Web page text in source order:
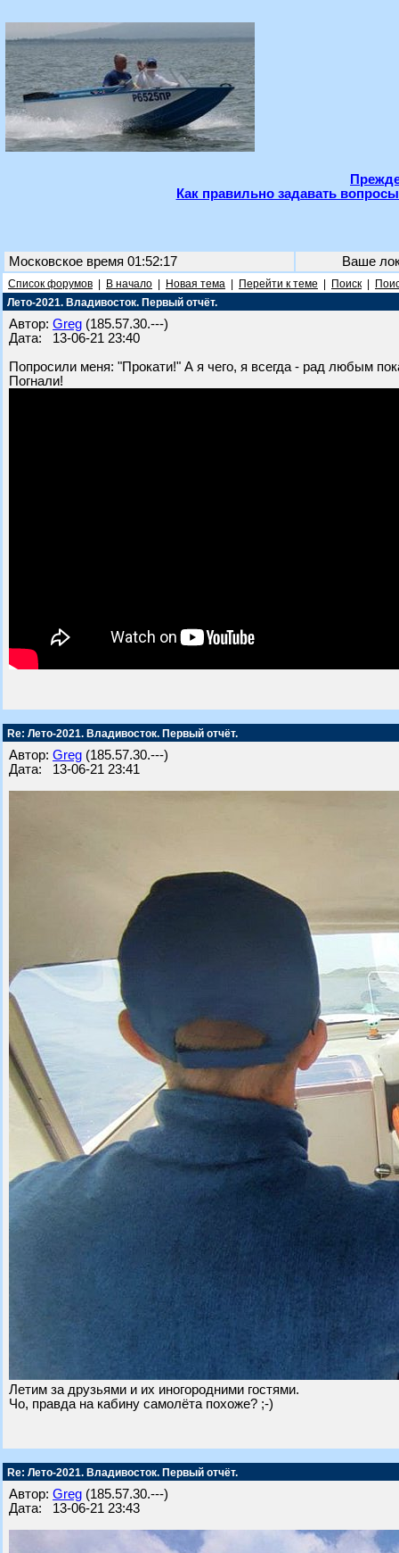
Как правильно задавать
Московское время 01:52:17 Ваше
Список форумов В начало Новая тема Перейти к теме Поиск
Лето-2021. Владивосток. Первый отчёт.
Автор: Greg (185.57.30.---)
Дата: 13-06-21 23:40
Попросили меня: "Прокати!" А я чего, я всегда - рад любым
Погнали!
Re: Лето-2021. Владивосток. Первый отчёт.
Автор: Greg (185.57.30.---)
Дата: 13-06-21 23:41
Летим за друзьями и их иногородними гостями.
Чо, правда на кабину самолёта похоже? ;-)
Re: Лето-2021. Владивосток. Первый отчёт.
Автор: Greg (185.57.30.---)
Дата: 13-06-21 23:43